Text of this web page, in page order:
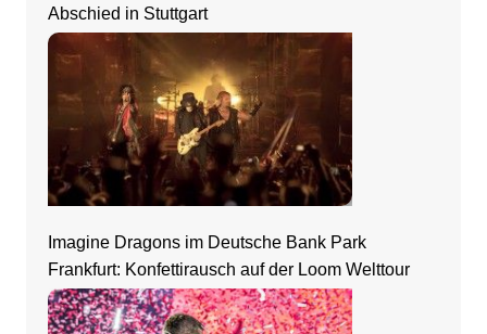
Abschied in Stuttgart
Imagine Dragons im Deutsche Bank Park
Frankfurt: Konfettirausch auf der Loom Welttour